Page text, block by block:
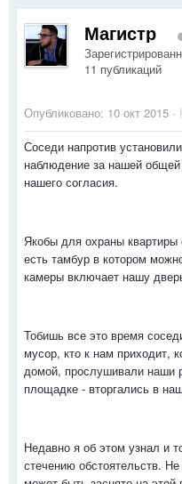
Магистр
11 публикаций
Опубликовано: 10 окт 2015 ·
Соседи напротив
наблюдение за нашей
нашего согласия.
Якобы для охраны квартиры
есть тамбур в котором
камеры включает нашу
Тобишь все это время
мусор, кто к нам приходит,
домой, прослушивали наши
площадке - вторгались в
Недавно я об этом узнал и
стечению обстоятельств.